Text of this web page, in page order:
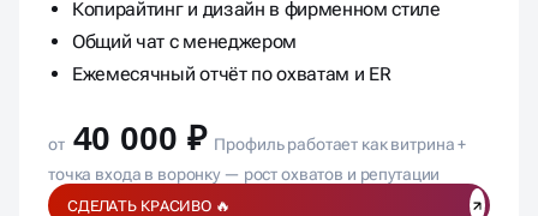
Копирайтинг и дизайн в фирменном стиле
Общий чат с менеджером
Ежемесячный отчёт по охватам и ER
от 40 000 ₽ Профиль работает как витрина +
точка входа в воронку — рост охватов и репутации
СДЕЛАТЬ КРАСИВО 🔥